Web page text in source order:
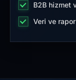
B2B hizmet
Veri ve